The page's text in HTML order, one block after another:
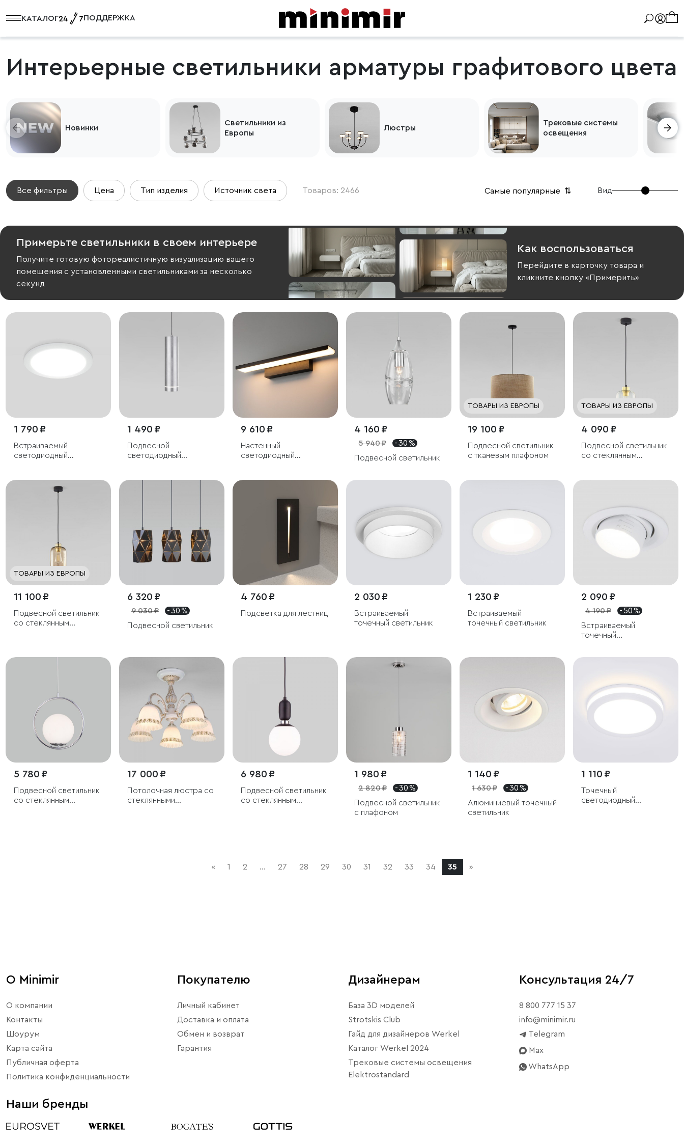
КАТАЛОГ ПОДДЕРЖКА
Интерьерные светильники арматуры графитового цвета
Новинки
Светильники из
Европы
Люстры
Трековые системы
освещения
Все фильтры Цена Тип изделия Источник света Товаров: 2466 Самые популярные ⇅ Вид
Примерьте светильники в своем интерьере
Получите готовую фотореалистичную визуализацию вашего
помещения с установленными светильниками за несколько
секунд
Как воспользоваться
Перейдите в карточку товара и
кликните кнопку «Примерить»
1 790 ₽
Встраиваемый
светодиодный
1 490 ₽
Подвесной
светодиодный
9 610 ₽
Настенный
светодиодный
4 160 ₽
5 940 ₽
- 30 %
Подвесной светильник
ТОВАРЫ ИЗ ЕВРОПЫ
19 100 ₽
Подвесной светильник
с тканевым плафоном
ТОВАРЫ ИЗ ЕВРОПЫ
4 090 ₽
Подвесной светильник
со стеклянным
ТОВАРЫ ИЗ ЕВРОПЫ
11 100 ₽
Подвесной светильник
со стеклянным
6 320 ₽
9 030 ₽
- 30 %
Подвесной светильник
4 760 ₽
Подсветка для лестниц
2 030 ₽
Встраиваемый
точечный светильник
1 230 ₽
Встраиваемый
точечный светильник
2 090 ₽
4 190 ₽
- 50 %
Встраиваемый
точечный
5 780 ₽
Подвесной светильник
со стеклянным
17 000 ₽
Потолочная люстра со
стеклянными
6 980 ₽
Подвесной светильник
со стеклянным
1 980 ₽
2 820 ₽
- 30 %
Подвесной светильник
с плафоном
1 140 ₽
1 630 ₽
- 30 %
Алюминиевый точечный
светильник
1 110 ₽
Точечный
светодиодный
« 1 2 ... 27 28 29 30 31 32 33 34 35 »
О Minimir
О компании
Контакты
Шоурум
Карта сайта
Публичная оферта
Политика конфиденциальности
Покупателю
Личный кабинет
Доставка и оплата
Обмен и возврат
Гарантия
Дизайнерам
База 3D моделей
Strotskis Club
Гайд для дизайнеров Werkel
Каталог Werkel 2024
Трековые системы освещения
Elektrostandard
Консультация 24/7
8 800 777 15 37
info@minimir.ru
Telegram
Max
WhatsApp
Наши бренды